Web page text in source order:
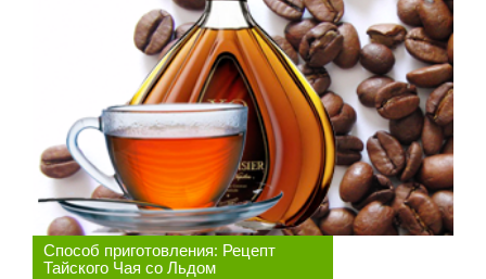
Способ приготовления: Рецепт
Тайского Чая со Льдом